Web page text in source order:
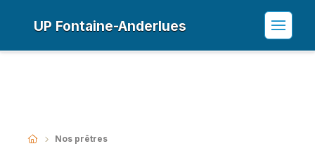
UP Fontaine-Anderlues
Nos prêtres